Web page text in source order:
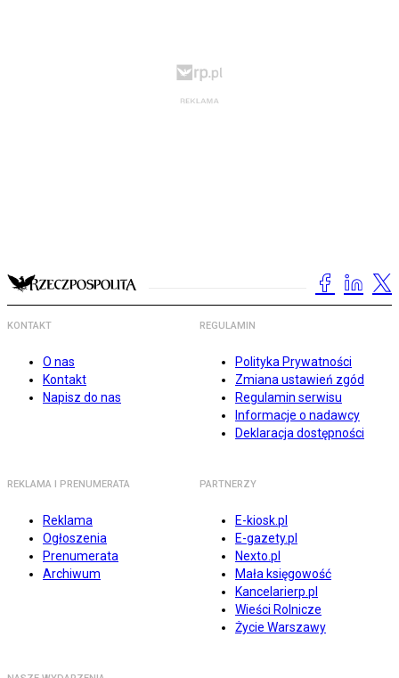
KONTAKT
O nas
Kontakt
Napisz do nas
REGULAMIN
Polityka Prywatności
Zmiana ustawień zgód
Regulamin serwisu
Informacje o nadawcy
Deklaracja dostępności
REKLAMA I PRENUMERATA
Reklama
Ogłoszenia
Prenumerata
Archiwum
PARTNERZY
E-kiosk.pl
E-gazety.pl
Nexto.pl
Mała księgowość
Kancelarierp.pl
Wieści Rolnicze
Życie Warszawy